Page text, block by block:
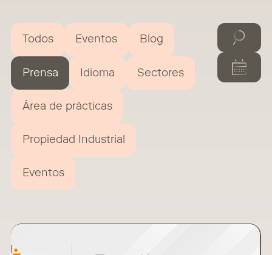
Todos Eventos Blog
Prensa Idioma Sectores
Área de prácticas
Propiedad Industrial
Eventos